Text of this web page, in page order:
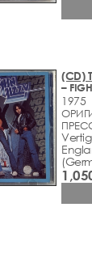
(CD)
–
1975